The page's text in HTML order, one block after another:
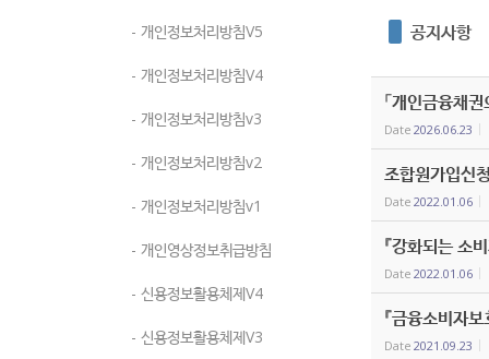
- 개인정보처리방침V5
- 개인정보처리방침V4
- 개인정보처리방침v3
- 개인정보처리방침v2
- 개인정보처리방침v1
- 개인영상정보취급방침
- 신용정보활용체제V4
- 신용정보활용체제V3
공지사항
「개인금융채
Date 2026.06.23
조합원가입신
Date 2022.01.06
『강화되는 소
Date 2022.01.06
『금융소비자
Date 2021.09.23